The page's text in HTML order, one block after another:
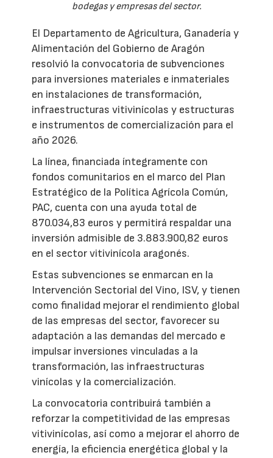
bodegas y empresas del sector.
El Departamento de Agricultura, Ganadería y
Alimentación del Gobierno de Aragón
resolvió la convocatoria de subvenciones
para inversiones materiales e inmateriales
en instalaciones de transformación,
infraestructuras vitivinícolas y estructuras
e instrumentos de comercialización para el
año 2026.
La línea, financiada íntegramente con
fondos comunitarios en el marco del Plan
Estratégico de la Política Agrícola Común,
PAC, cuenta con una ayuda total de
870.034,83 euros y permitirá respaldar una
inversión admisible de 3.883.900,82 euros
en el sector vitivinícola aragonés.
Estas subvenciones se enmarcan en la
Intervención Sectorial del Vino, ISV, y tienen
como finalidad mejorar el rendimiento global
de las empresas del sector, favorecer su
adaptación a las demandas del mercado e
impulsar inversiones vinculadas a la
transformación, las infraestructuras
vinícolas y la comercialización.
La convocatoria contribuirá también a
reforzar la competitividad de las empresas
vitivinícolas, así como a mejorar el ahorro de
energía, la eficiencia energética global y la